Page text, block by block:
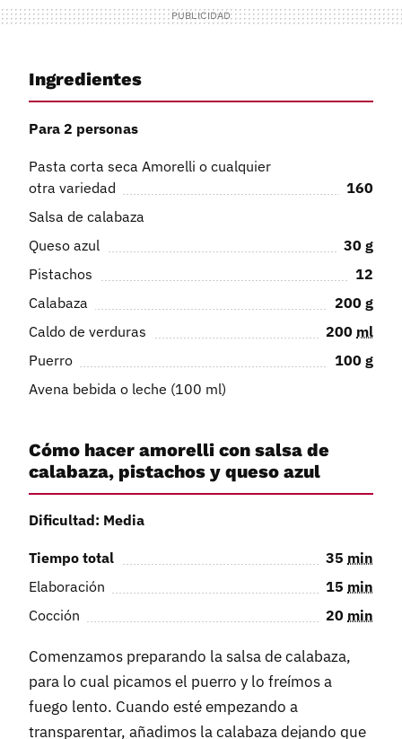
Ingredientes
Para 2 personas
Pasta corta seca Amorelli o cualquier
otra variedad
160
Salsa de calabaza
Queso azul
30 g
Pistachos
12
Calabaza
200 g
Caldo de verduras
200 ml
Puerro
100 g
Avena bebida o leche (100 ml)
Cómo hacer amorelli con salsa de
calabaza, pistachos y queso azul
Dificultad: Media
Tiempo total 35 min
Elaboración
15 min
Cocción
20 min
Comenzamos preparando la salsa de calabaza,
para lo cual picamos el puerro y lo freímos a
fuego lento. Cuando esté empezando a
transparentar, añadimos la calabaza dejando que